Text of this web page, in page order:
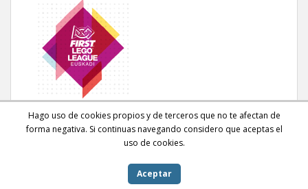
ColorlibDesarrollado por
Hago uso de cookies propios y de terceros que no te afectan de
forma negativa. Si continuas navegando considero que aceptas el
uso de cookies.
Aceptar